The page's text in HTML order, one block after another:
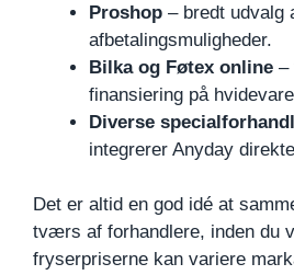
Proshop – bredt udvalg
afbetalingsmuligheder.
Bilka og Føtex online –
finansiering på
Diverse
integrerer Anyday
Det er altid en god idé at
tværs af forhandlere, inden du
fryserpriserne kan variere